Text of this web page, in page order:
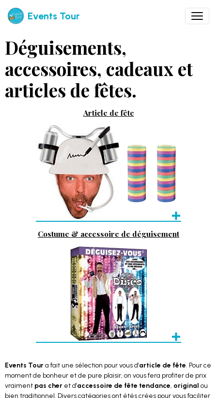
Events Tour
Déguisements,
accessoires, cadeaux et
articles de fêtes.
Article de fête
Costume & accessoire de déguisement
Events Toura fait une sélection pour vous d’article de fête. Pour ce
moment de bonheur et de pure plaisir, on vous fera profiter de prix
vraiment pas cher et d’accessoire de fête tendance, original ou
bien traditionnel. Divers catégories ont étés crées pour vous faciliter